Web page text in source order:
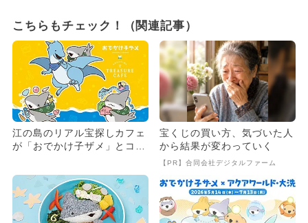
こちらもチェック！（関連記事）
江の島のリアル宝探しカフェ
が「おでかけ子ザメ」とコラ
宝くじの買い方、気づいた人
から結果が変わっていく
【PR】合同会社デジタルファーム